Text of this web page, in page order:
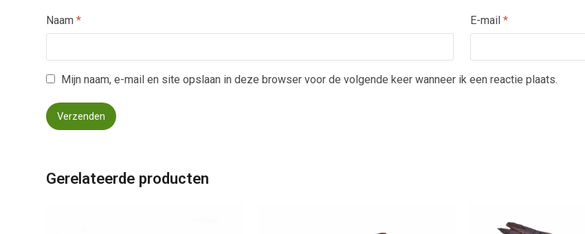
Naam* E-mail*
Mijn naam, e-mail en site opslaan in deze browser voor de volgende keer wanneer ik een reactie plaats.
Gerelateerde producten